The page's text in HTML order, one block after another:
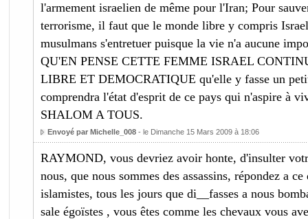
l'armement israelien de même pour l'Iran; Pour
terrorisme, il faut que le monde libre y compris
musulmans s'entretuer puisque la vie n'a aucune
QU'EN PENSE CETTE FEMME ISRAEL
LIBRE ET DEMOCRATIQUE qu'elle y fasse un
comprendra l'état d'esprit de ce pays qui n'aspire à
SHALOM A TOUS.
Envoyé par Michelle_008- le Dimanche 15 Mars 2009 à 18:06
RAYMOND, vous devriez avoir honte, d'insulter
nous, que nous sommes des assassins, répondez a
islamistes, tous les jours que di__fasses a nous
sale égoïstes , vous êtes comme les chevaux vous